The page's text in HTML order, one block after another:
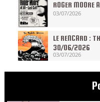
ROGER
03/07/2026
LE RENCARD :
30/06/2026
03/07/2026